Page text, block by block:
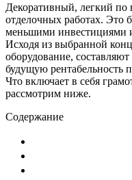
Декоративный, легкий по
отделочных работах. Это
меньшими инвестициями
Исходя из выбранной
оборудование,
будущую рентабельность
Что включает в себя
рассмотрим ниже.
Содержание